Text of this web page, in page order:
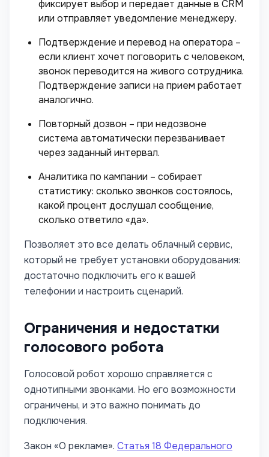
фиксирует выбор и передает данные в CRM
или отправляет уведомление менеджеру.
Подтверждение и перевод на оператора –
если клиент хочет поговорить с человеком,
звонок переводится на живого сотрудника.
Подтверждение записи на прием работает
аналогично.
Повторный дозвон – при недозвоне
система автоматически перезванивает
через заданный интервал.
Аналитика по кампании – собирает
статистику: сколько звонков состоялось,
какой процент дослушал сообщение,
сколько ответило «да».
Позволяет это все делать облачный сервис,
который не требует установки оборудования:
достаточно подключить его к вашей
телефонии и настроить сценарий.
Ограничения и недостатки
голосового робота
Голосовой робот хорошо справляется с
однотипными звонками. Но его возможности
ограничены, и это важно понимать до
подключения.
Закон «О рекламе». Статья 18 Федерального